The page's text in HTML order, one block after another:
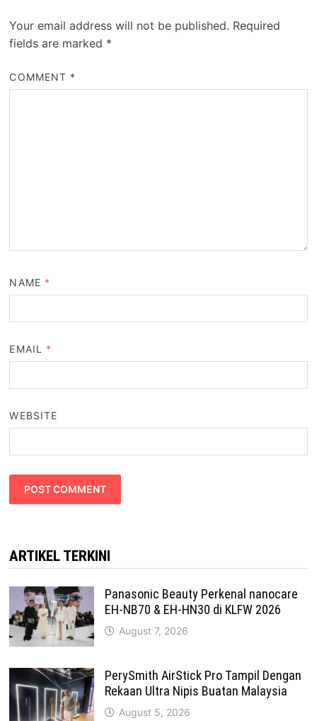
Your email address will not be published. Required
fields are marked *
COMMENT *
NAME *
EMAIL *
WEBSITE
ARTIKEL TERKINI
Panasonic Beauty Perkenal nanocare
EH-NB70 & EH-HN30 di KLFW 2026
August 7, 2026
PerySmith AirStick Pro Tampil Dengan
Rekaan Ultra Nipis Buatan Malaysia
August 5, 2026